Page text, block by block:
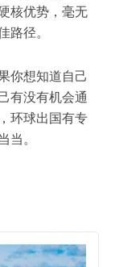
核优势，毫无
路径。
你想知道自己
有没有机会通
环球出国有专
当。